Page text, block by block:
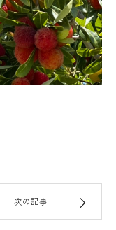
次の記事